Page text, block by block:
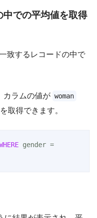
での平均値を取得
致するレコードの中で
カラムの値が woman
取得できます。